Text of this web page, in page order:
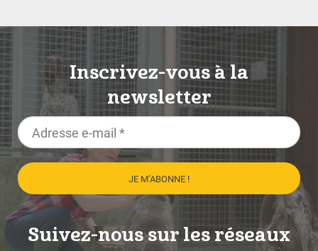
Inscrivez-vous à la
newsletter
Suivez-nous sur les réseaux